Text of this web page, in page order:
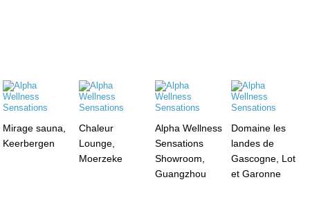
Mirage sauna,
Keerbergen
Chaleur
Lounge,
Moerzeke
Alpha Wellness
Sensations
Showroom,
Guangzhou
Domaine les
landes de
Gascogne, Lot
et Garonne